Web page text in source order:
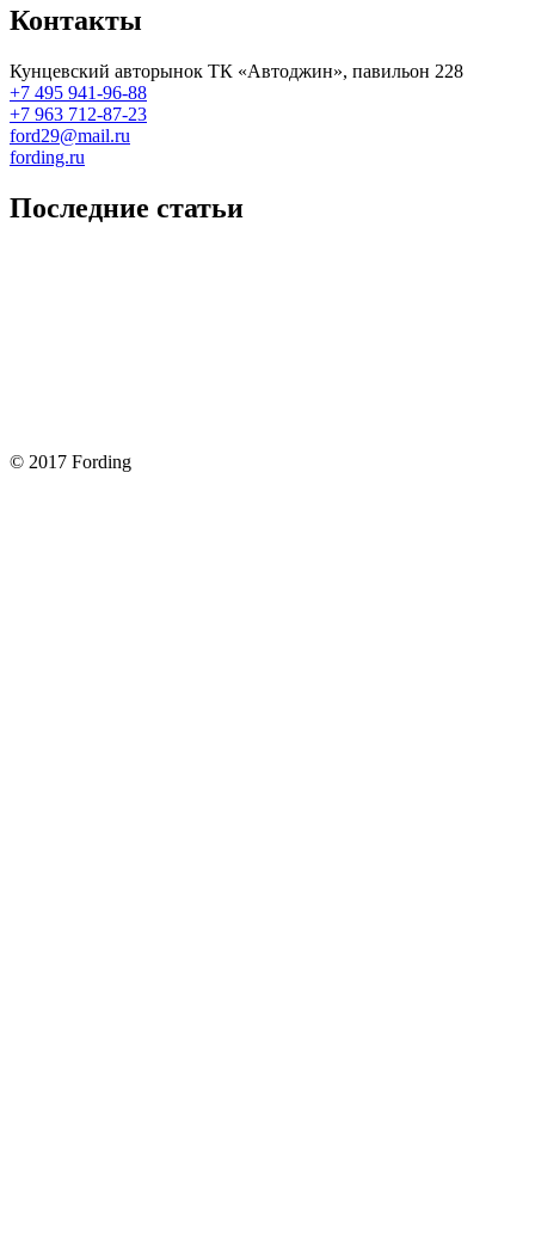
Контакты
Кунцевский авторынок ТК «Автоджин», павильон 228
+7 495 941-96-88
+7 963 712-87-23
ford29@mail.ru
fording.ru
Последние статьи
© 2017 Fording